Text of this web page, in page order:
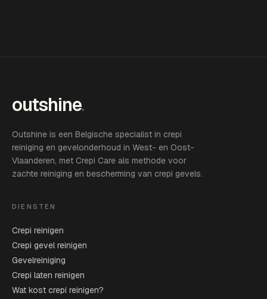
outshine.
Outshine is een Belgische specialist in crepi
reiniging en gevelonderhoud in West- en Oost-
Vlaanderen, met Crepi Care als methode voor
zachte reiniging en bescherming van crepi gevels.
DIENSTEN
Crepi reinigen
Crepi gevel reinigen
Gevelreiniging
Crepi laten reinigen
Wat kost crepi reinigen?